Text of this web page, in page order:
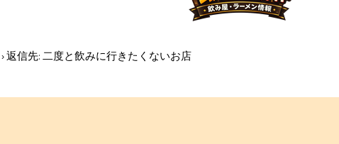
›返信先: 二度と飲みに行きたくないお店